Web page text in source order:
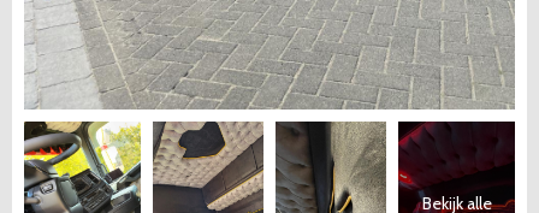
Bekijk alle